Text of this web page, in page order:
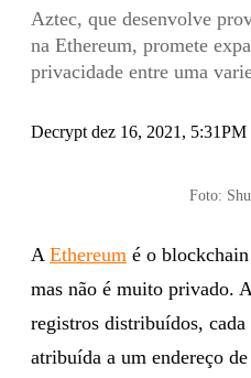
Aztec, que desenvolve
na Ethereum, promete
privacidade entre uma
Decrypt dez 16, 2021, 5:31PM
Foto:
A Ethereum é o
mas não é muito privado.
registros distribuídos, cada
atribuída a um endereço